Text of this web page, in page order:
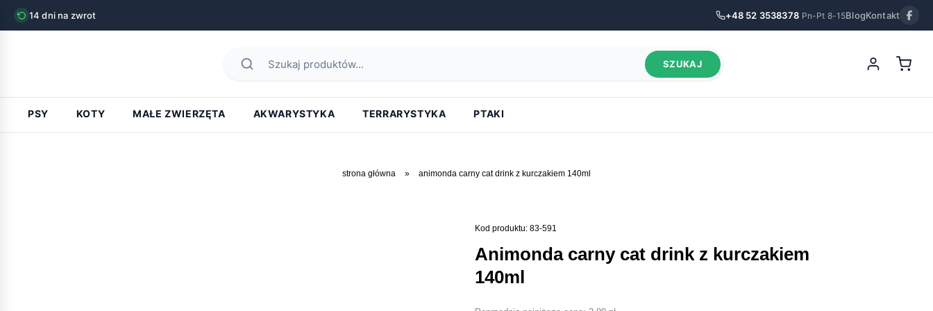
14 dni na zwrot +48 52 3538378 Pn-Pt 8-15BlogKontakt
SZUKAJ
PSY KOTY MAŁE ZWIERZĘTA AKWARYSTYKA TERRARYSTYKA PTAKI
strona główna » animonda carny cat drink z kurczakiem 140ml
Kod produktu: 83-591
animonda carny cat drink z kurczakiem
140ml